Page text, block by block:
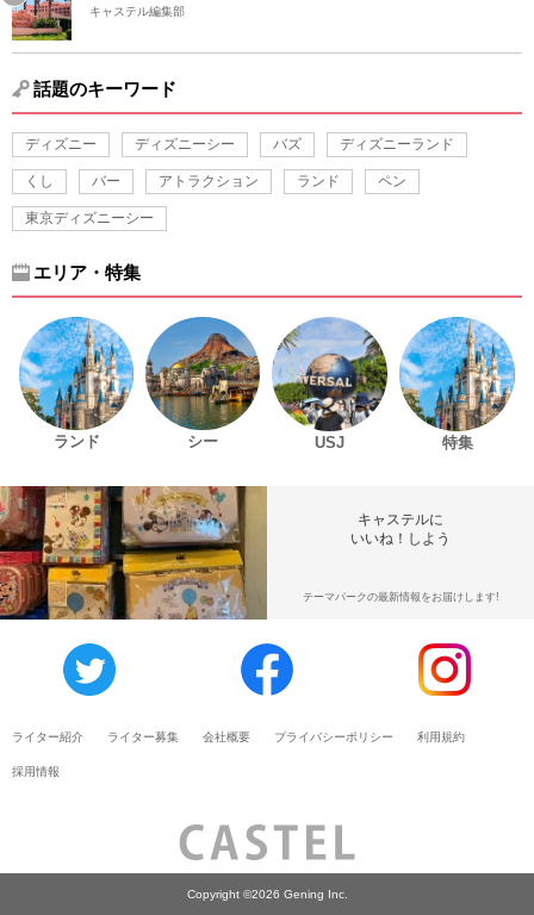
キャステル編集部
話題のキーワード
ディズニー ディズニーシー バズ ディズニーランド
くし バー アトラクション ランド ペン
東京ディズニーシー
エリア・特集
ランド シー USJ 特集
キャステルに
いいね！しよう
テーマパークの最新情報をお届けします!
ライター紹介 ライター募集 会社概要 プライバシーポリシー 利用規約
採用情報
Copyright ©2026 Gening Inc.